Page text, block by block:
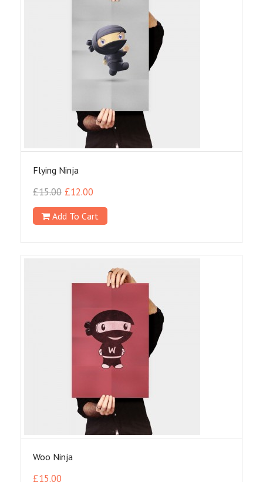
Flying Ninja
£15.00 £12.00
Add To Cart
Woo Ninja
£15.00